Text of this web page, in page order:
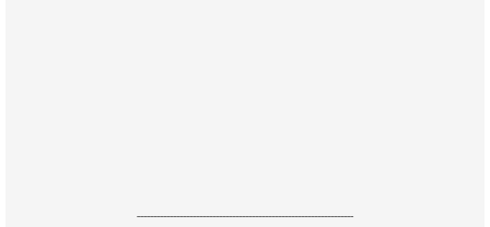
------------------------------------------------------------------